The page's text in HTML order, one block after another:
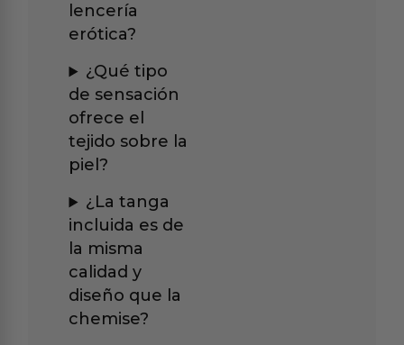
lencería
erótica?
¿Qué tipo
de sensación
ofrece el
tejido sobre la
piel?
¿La tanga
incluida es de
la misma
calidad y
diseño que la
chemise?